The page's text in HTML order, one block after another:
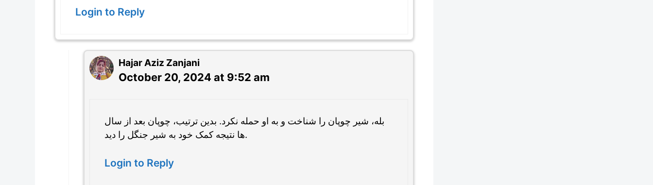
Login to Reply
Hajar Aziz Zanjani
October 20, 2024 at 9:52 am
بله، شیر چوپان را شناخت و به او حمله نکرد. بدین ترتیب، چوپان بعد از سال
ها نتیجه کمک خود به شیر جنگل را دید.
Login to Reply